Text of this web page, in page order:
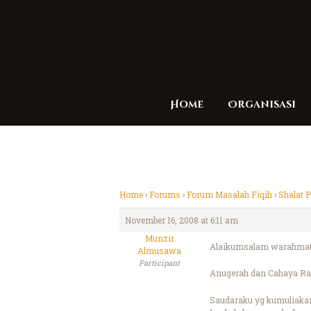
Home Organisasi
Home›Forums ›Forum Masalah Fiqih ›Shalat
November 16, 2008 at 6:11 am
Munzir
Almusawa
Participant
Alaikumsalam
Anugerah dan Cahaya
Saudaraku yg